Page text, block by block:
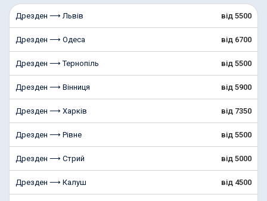
Дрезден ⟶ Львів від 5500
Дрезден ⟶ Одеса від 6700
Дрезден ⟶ Тернопіль від 5500
Дрезден ⟶ Вінниця від 5900
Дрезден ⟶ Харків від 7350
Дрезден ⟶ Рівне від 5500
Дрезден ⟶ Стрий від 5000
Дрезден ⟶ Калуш від 4500